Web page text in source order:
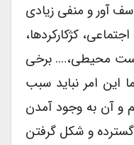
آور و منفی زیادی
کژکارکردها،
محیطی،…. برخی
این امر نباید سبب
و آن به وجود آمدن
و شکل گرفتن